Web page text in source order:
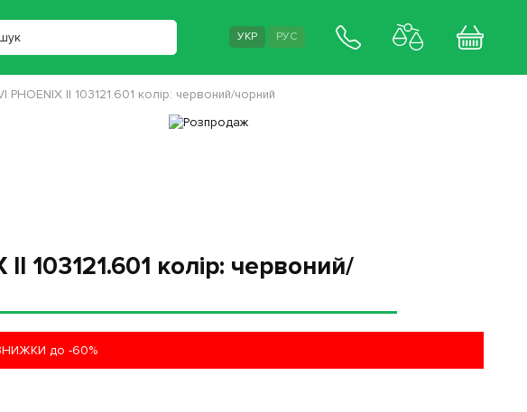
103121.601 колір: червоний/
до -60%
УКР РУС
II 103121.601 колір: червоний/чорний